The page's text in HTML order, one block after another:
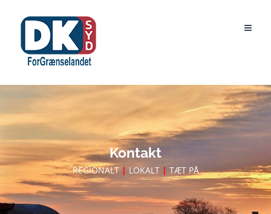
Kontakt
REGIONALT|LOKALT | TÆT PÅ